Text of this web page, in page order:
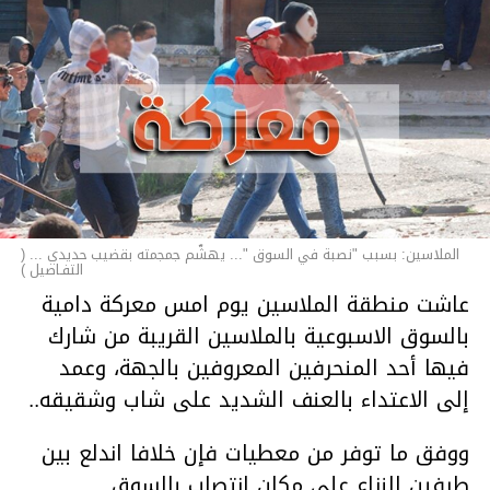
الملاسين: بسبب "نصبة في السوق "... يهشّم جمجمته بقضيب حديدي ... (
التفـاصيل )
عاشت منطقة الملاسين يوم امس معركة دامية
بالسوق الاسبوعية بالملاسين القريبة من شارك
فيها أحد المنحرفين المعروفين بالجهة، وعمد
إلى الاعتداء بالعنف الشديد على شاب وشقيقه..
ووفق ما توفر من معطيات فإن خلافا اندلع بين